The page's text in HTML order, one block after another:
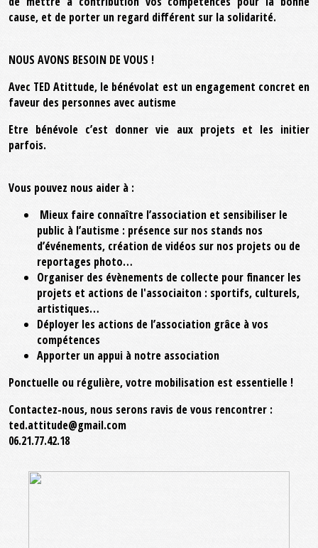
cause, et de porter un regard différent sur la solidarité.
NOUS AVONS BESOIN DE VOUS !
Avec TED Atittude, le bénévolat est un engagement concret en
faveur des personnes avec autisme
Etre bénévole c’est donner vie aux projets et les initier
parfois.
Vous pouvez nous aider à :
Mieux faire connaître l’association et sensibiliser le
public à l’autisme : présence sur nos stands nos
d’événements, création de vidéos sur nos projets ou de
reportages photo…
Organiser des évènements de collecte pour financer les
projets et actions de l'associaiton : sportifs, culturels,
artistiques…
Déployer les actions de l’association grâce à vos
compétences
Apporter un appui à notre association
Ponctuelle ou régulière, votre mobilisation est essentielle !
Contactez-nous, nous serons ravis de vous rencontrer :
ted.attitude@gmail.com
06.21.77.42.18